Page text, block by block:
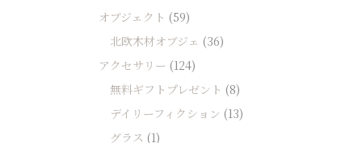
オブジェクト (59)
北欧木材オブジェ (36)
アクセサリー (124)
無料ギフトプレゼント (8)
デイリーフィクション (13)
グラス (1)